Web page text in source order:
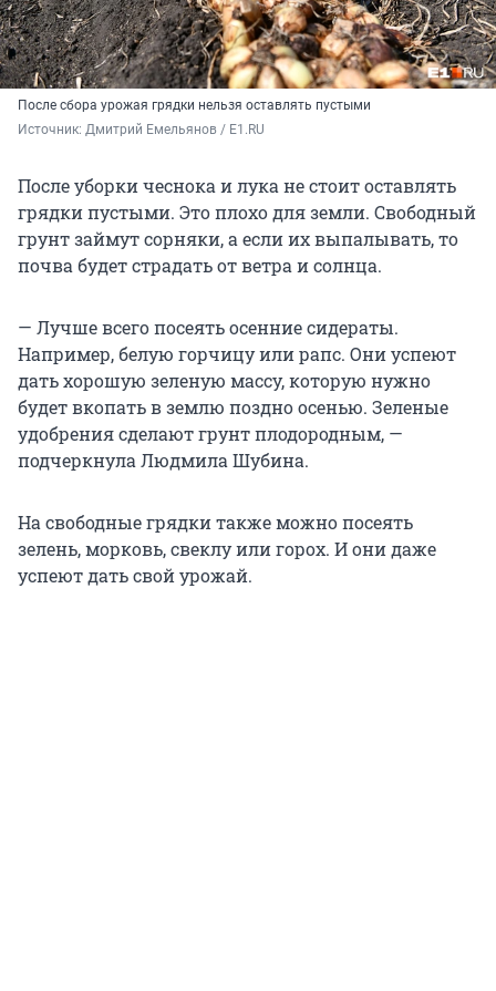
После сбора урожая грядки нельзя оставлять пустыми
Источник: Дмитрий Емельянов / E1.RU
После уборки чеснока и лука не стоит оставлять
грядки пустыми. Это плохо для земли. Свободный
грунт займут сорняки, а если их выпалывать, то
почва будет страдать от ветра и солнца.
— Лучше всего посеять осенние сидераты.
Например, белую горчицу или рапс. Они успеют
дать хорошую зеленую массу, которую нужно
будет вкопать в землю поздно осенью. Зеленые
удобрения сделают грунт плодородным, —
подчеркнула Людмила Шубина.
На свободные грядки также можно посеять
зелень, морковь, свеклу или горох. И они даже
успеют дать свой урожай.